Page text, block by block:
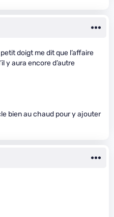
doigt me dit que l’affaire
y aura encore d’autre
bien au chaud pour y ajouter